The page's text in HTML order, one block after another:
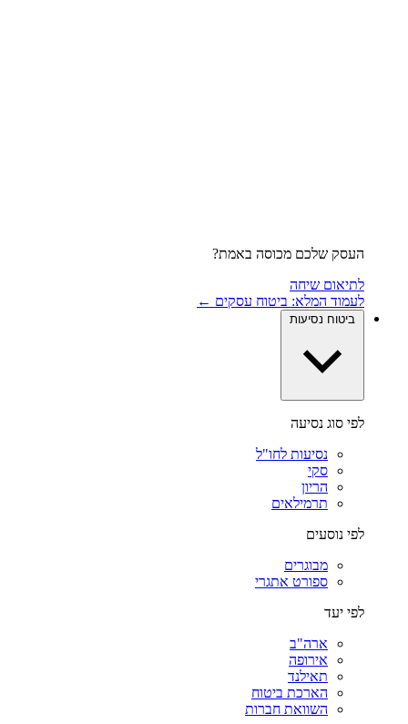
העסק שלכם מכוסה באמת?
לתיאום שיחה
לעמוד המלא: ביטוח עסקים ←
ביטוח נסיעות
לפי סוג נסיעה
נסיעות לחו"ל
סקי
הריון
תרמילאים
לפי נוסעים
מבוגרים
ספורט אתגרי
לפי יעד
ארה"ב
אירופה
תאילנד
הארכת ביטוח
השוואת חברות